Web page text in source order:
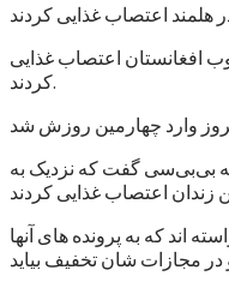
هلمند اعتصاب غذایی کردند
افغانستان اعتصاب غذایی
کردند.
بی‌بی‌سی گفت که نزدیک به
اند که به پرونده های آنها